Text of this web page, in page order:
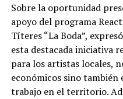
Sobre la oportunidad
apoyo del programa
Títeres “La Boda”,
esta destacada iniciativa
para los artistas locales,
económicos sino
trabajo en el territorio.